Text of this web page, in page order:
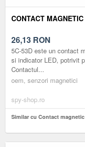
CONTACT
26,13 RON
5C-53D este un contact
si indicator LED, potrivit
Contactul...
oem, senzori magnetici
spy-shop.ro
Similar cu Contact